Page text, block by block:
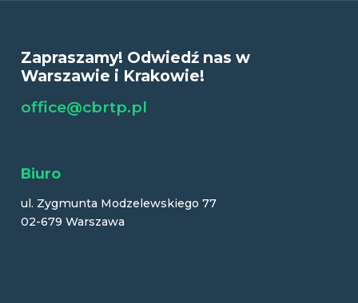
Zapraszamy! Odwiedź nas w
Warszawie i Krakowie!
office@cbrtp.pl
Biuro
ul. Zygmunta Modzelewskiego 77
02-679 Warszawa